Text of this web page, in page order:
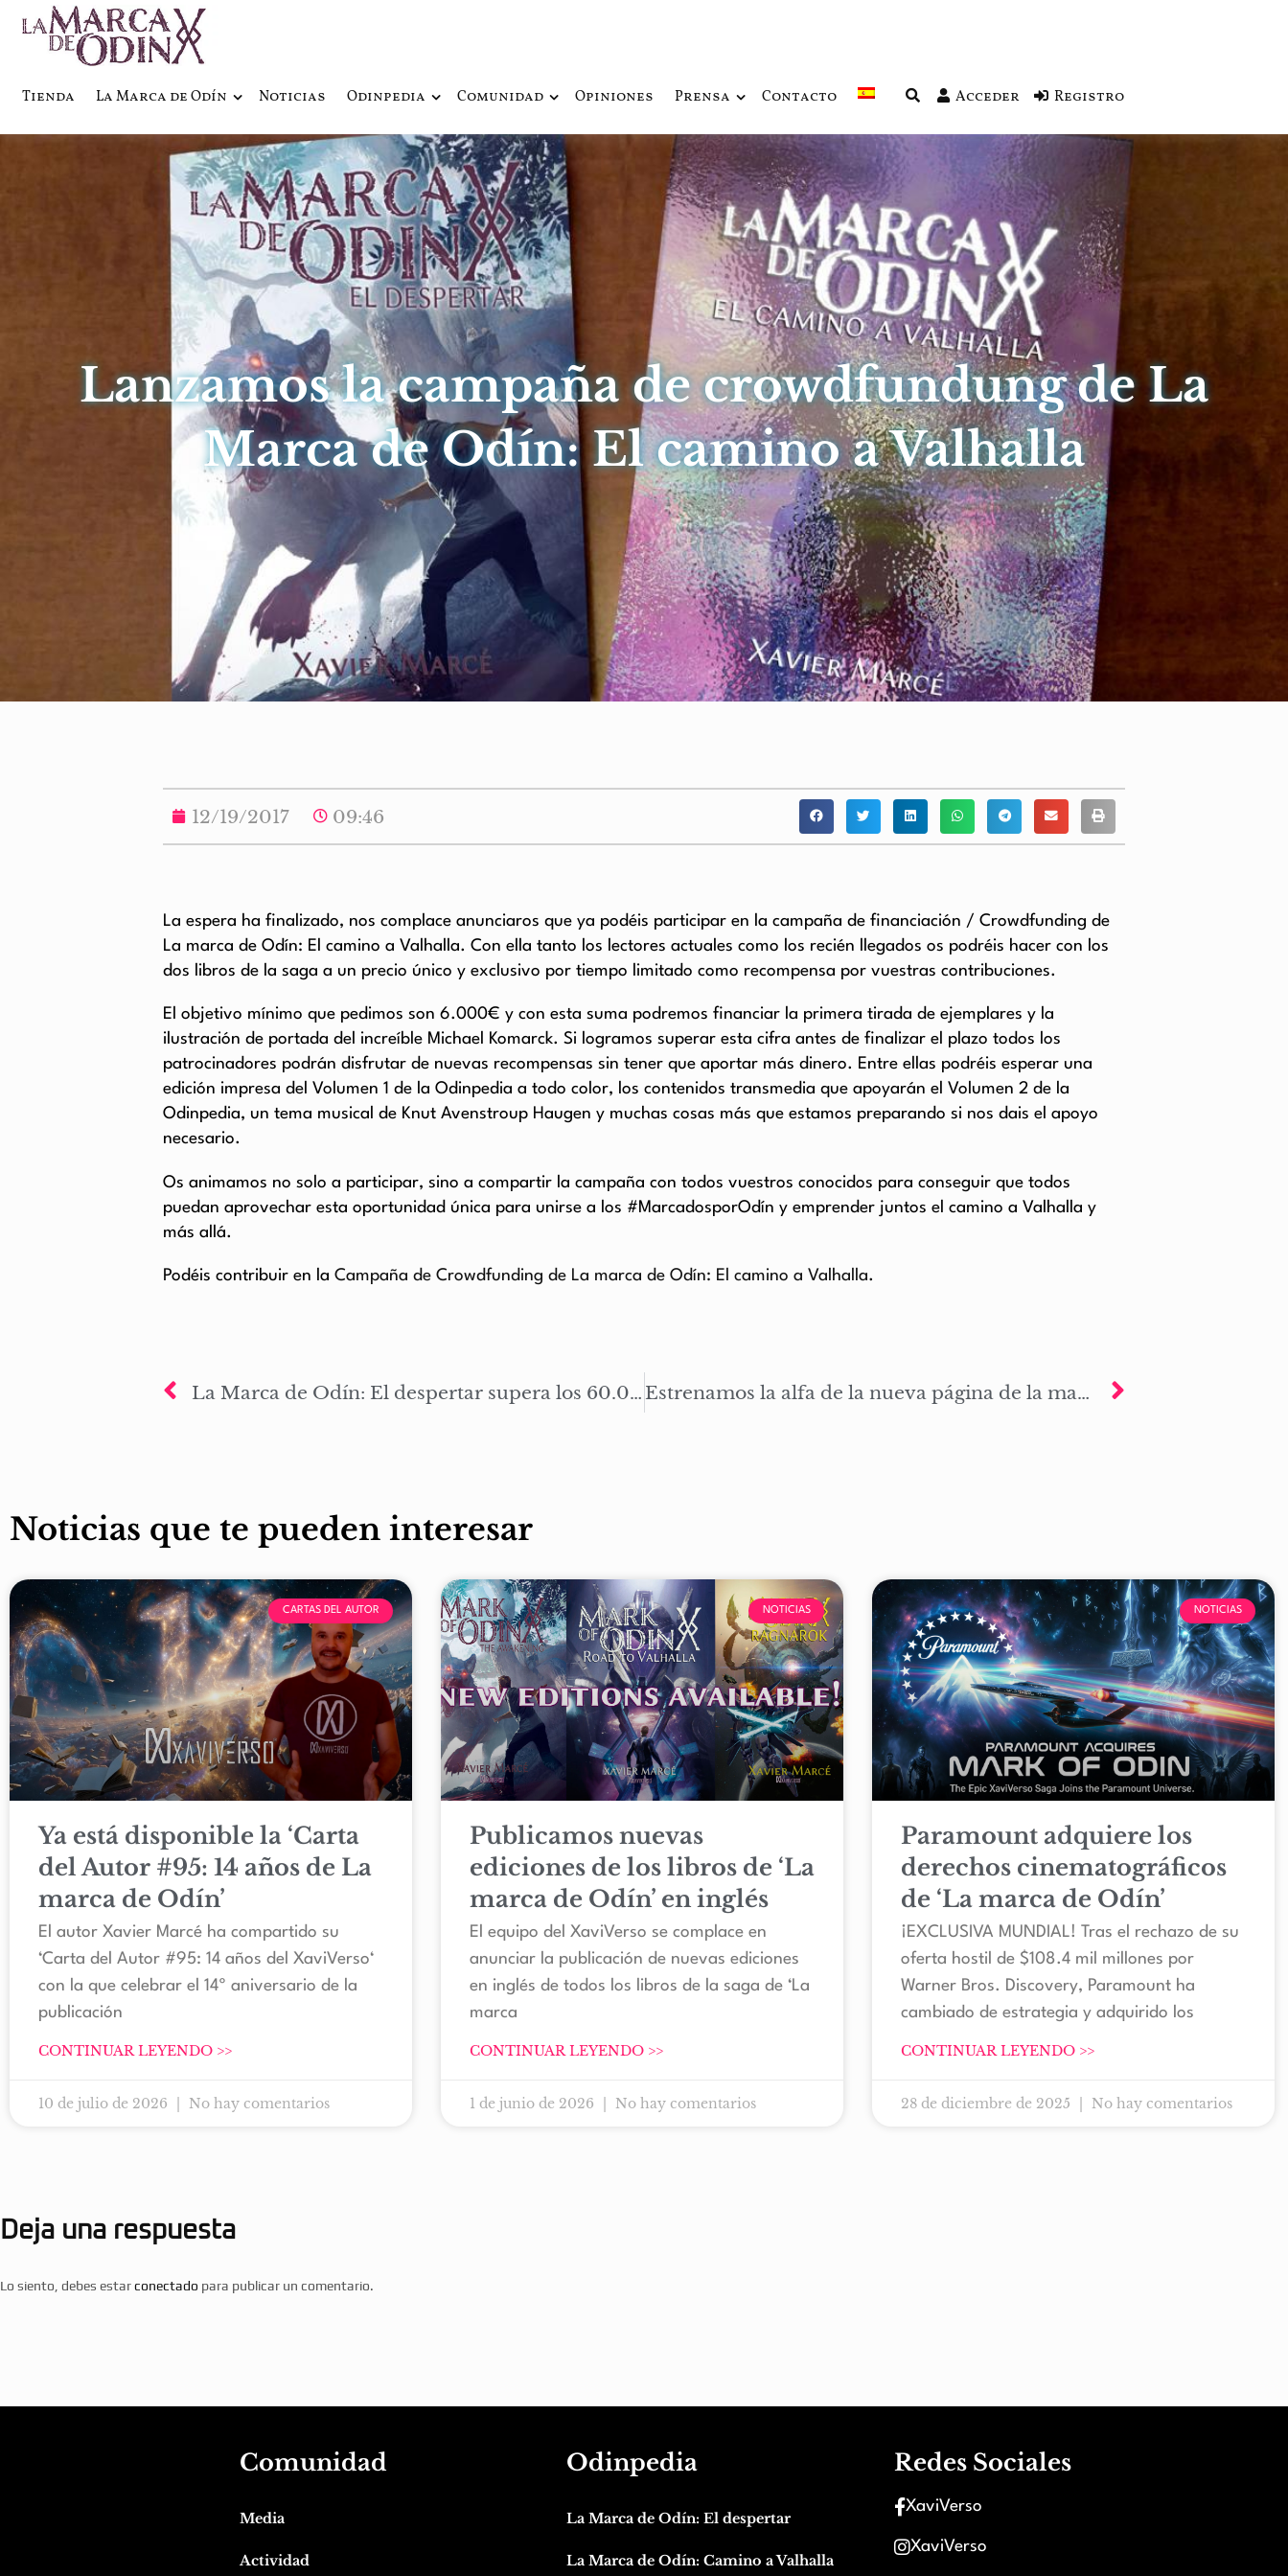
Tienda La Marca de Odín Noticias Odinpedia Comunidad Opiniones Prensa Contacto Acceder Registro
Lanzamos la campaña de crowdfundung de La
Marca de Odín: El camino a Valhalla
12/19/2017 09:46
La espera ha finalizado, nos complace anunciaros que ya podéis participar en la campaña de financiación / Crowdfunding de
La marca de Odín: El camino a Valhalla. Con ella tanto los lectores actuales como los recién llegados os podréis hacer con los
dos libros de la saga a un precio único y exclusivo por tiempo limitado como recompensa por vuestras contribuciones.
El objetivo mínimo que pedimos son 6.000€ y con esta suma podremos financiar la primera tirada de ejemplares y la
ilustración de portada del increíble Michael Komarck. Si logramos superar esta cifra antes de finalizar el plazo todos los
patrocinadores podrán disfrutar de nuevas recompensas sin tener que aportar más dinero. Entre ellas podréis esperar una
edición impresa del Volumen 1 de la Odinpedia a todo color, los contenidos transmedia que apoyarán el Volumen 2 de la
Odinpedia, un tema musical de Knut Avenstroup Haugen y muchas cosas más que estamos preparando si nos dais el apoyo
necesario.
Os animamos no solo a participar, sino a compartir la campaña con todos vuestros conocidos para conseguir que todos
puedan aprovechar esta oportunidad única para unirse a los #MarcadosporOdín y emprender juntos el camino a Valhalla y
más allá.
Podéis contribuir en la Campaña de Crowdfunding de La marca de Odín: El camino a Valhalla.
La Marca de Odín: El despertar supera los 60.000 eBooks en plataformas digitales externas Estrenamos la alfa de la nueva página de la marca de Odín
Noticias que te pueden interesar
CARTAS DEL AUTOR
Ya está disponible la ‘Carta
del Autor #95: 14 años de La
marca de Odín’
El autor Xavier Marcé ha compartido su
‘Carta del Autor #95: 14 años del XaviVerso‘
con la que celebrar el 14º aniversario de la
publicación
CONTINUAR LEYENDO >>
10 de julio de 2026 No hay comentarios
NOTICIAS
Publicamos nuevas
ediciones de los libros de ‘La
marca de Odín’ en inglés
El equipo del XaviVerso se complace en
anunciar la publicación de nuevas ediciones
en inglés de todos los libros de la saga de ‘La
marca
CONTINUAR LEYENDO >>
1 de junio de 2026 No hay comentarios
NOTICIAS
Paramount adquiere los
derechos cinematográficos
de ‘La marca de Odín’
¡EXCLUSIVA MUNDIAL! Tras el rechazo de su
oferta hostil de $108.4 mil millones por
Warner Bros. Discovery, Paramount ha
cambiado de estrategia y adquirido los
CONTINUAR LEYENDO >>
28 de diciembre de 2025 No hay comentarios
Deja una respuesta
Lo siento, debes estarconectado para publicar un comentario.
Comunidad
Media
Actividad
Odinpedia
La Marca de Odín: El despertar
La Marca de Odín: Camino a Valhalla
Redes Sociales
XaviVerso
XaviVerso